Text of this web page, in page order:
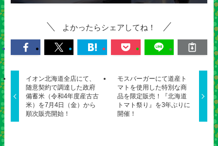
よかったらシェアしてね！
イオン北海道全店にて、
随意契約で調達した政府
備蓄米（令和4年度産古古
米）を7月4日（金）から
順次販売開始！
モスバーガーにて道産ト
マトを使用した特別な商
品を限定販売！『北海道
トマト祭り』を3年ぶりに
開催！